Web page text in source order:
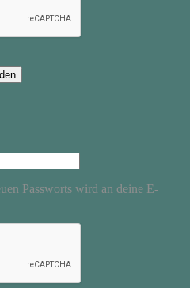
Passworts wird an deine E-